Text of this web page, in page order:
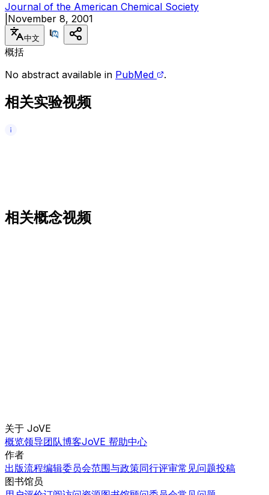
Journal of the American Chemical Society
November 8, 2001
中文
概括
No abstract available in PubMed .
相关实验视频
相关概念视频
关于 JoVE
概览领导团队博客JoVE 帮助中心
作者
出版流程编辑委员会范围与政策同行评审常见问题投稿
图书馆员